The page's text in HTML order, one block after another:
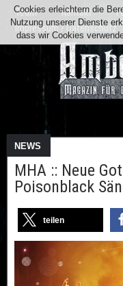
Team Kontakt
Impressum / Datenschutz
NEWS
MHA :: Neue
Poisonblack
teilen
Cookies erleichtern die
Nutzung unserer Dienste
dass wir Cookies